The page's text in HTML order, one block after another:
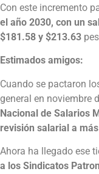
Con este incremento
el año 2030, con un
$181.58 y $213.63
Estimados amigos:
Cuando se pactaron
general en noviembre
Nacional de Salarios
revisión salarial a
Ahora ha llegado ese
a los Sindicatos